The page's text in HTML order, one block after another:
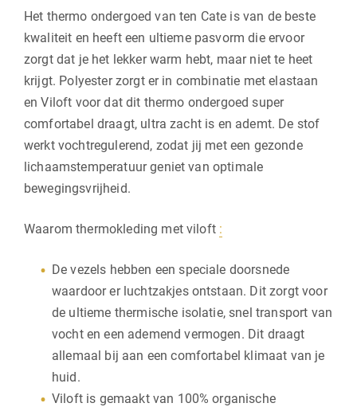
Het thermo ondergoed van ten Cate is van de beste
kwaliteit en heeft een ultieme pasvorm die ervoor
zorgt dat je het lekker warm hebt, maar niet te heet
krijgt. Polyester zorgt er in combinatie met elastaan
en Viloft voor dat dit thermo ondergoed super
comfortabel draagt, ultra zacht is en ademt. De stof
werkt vochtregulerend, zodat jij met een gezonde
lichaamstemperatuur geniet van optimale
bewegingsvrijheid.
Waarom thermokleding met viloft :
De vezels hebben een speciale doorsnede
waardoor er luchtzakjes ontstaan. Dit zorgt voor
de ultieme thermische isolatie, snel transport van
vocht en een ademend vermogen. Dit draagt
allemaal bij aan een comfortabel klimaat van je
huid.
Viloft is gemaakt van 100% organische